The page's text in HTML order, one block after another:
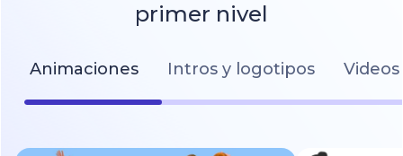
primer nivel
Animaciones Intros y logotipos